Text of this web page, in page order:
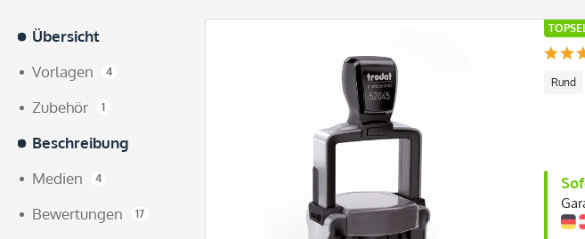
Übersicht
Vorlagen
4
Zubehör 1
Beschreibung
Medien
4
Bewertungen 17
Rund